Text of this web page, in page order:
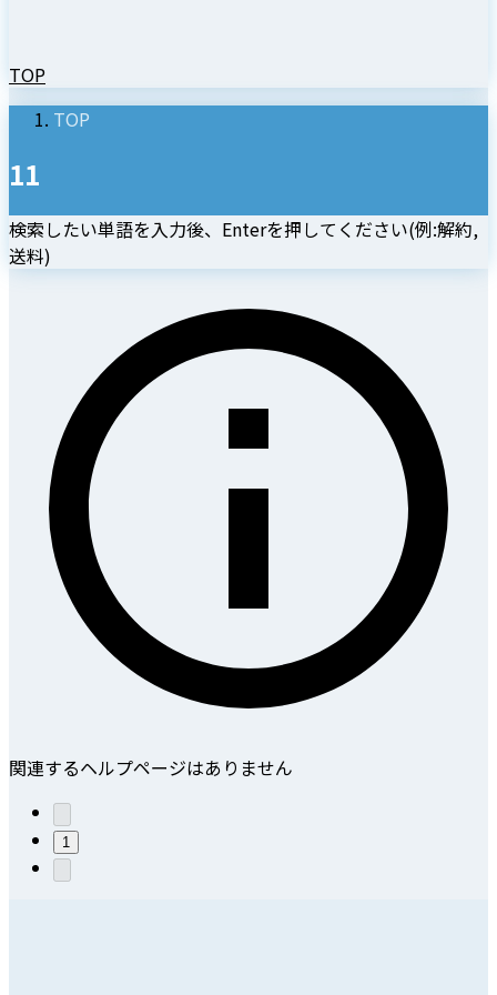
TOP
TOP
11
検索したい単語を入力後、Enterを押してください(例:解約,
送料)
関連するヘルプページはありません
1